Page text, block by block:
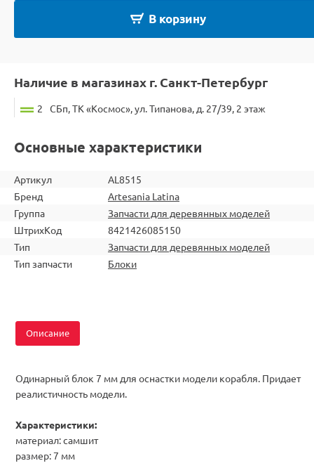
В корзину
Наличие в магазинах г. Санкт-Петербург
2 СБп, ТК «Космос», ул. Типанова, д. 27/39, 2 этаж
Основные характеристики
Артикул
AL8515
Бренд
Artesania Latina
Группа
Запчасти для деревянных моделей
ШтрихКод
8421426085150
Тип
Запчасти для деревянных моделей
Тип запчасти
Блоки
Описание
Одинарный блок 7 мм для оснастки модели корабля. Придает
реалистичность модели.
Характеристики:
материал: самшит
размер: 7 мм